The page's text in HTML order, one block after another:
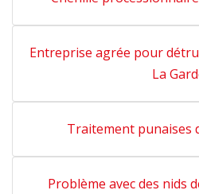
Entreprise agrée pour
La
Traitement punaises
Problème avec des nids